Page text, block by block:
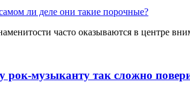
часто оказываются в центре
музыканту так сложно